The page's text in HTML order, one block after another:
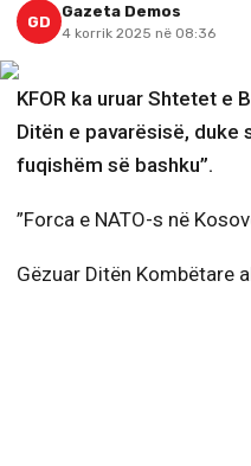
GD
Gazeta Demos
4 korrik 2025 në 08:36
KFOR ka uruar Shtetet e
Ditën e pavarësisë, duke
fuqishëm së bashku’’.
”Forca e NATO-s në
Gëzuar Ditën Kombëtare